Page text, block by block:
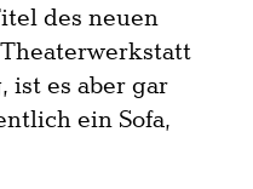
des neuen
es aber gar
ein Sofa,